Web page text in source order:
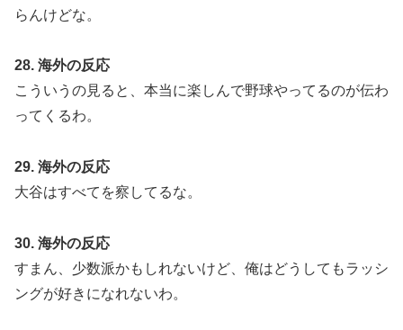
らんけどな。
28. 海外の反応
こういうの見ると、本当に楽しんで野球やってるのが伝わ
ってくるわ。
29. 海外の反応
大谷はすべてを察してるな。
30. 海外の反応
すまん、少数派かもしれないけど、俺はどうしてもラッシ
ングが好きになれないわ。